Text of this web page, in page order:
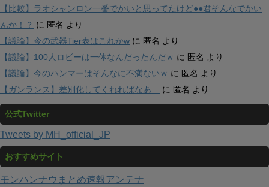
【比較】ラオシャンロン一番でかいと思ってたけど●●君そんなでかい
んか！？ に 匿名 より
【議論】今の武器Tier表はこれかw に 匿名 より
【議論】100人ロビーは一体なんだったんだｗ に 匿名 より
【議論】今のハンマーはそんなに不満ないｗ に 匿名 より
【ガンランス】差別化してくれればなあ…
に 匿名 より
公式Twitter
Tweets by MH_official_JP
おすすめサイト
モンハンナウまとめ速報アンテナ